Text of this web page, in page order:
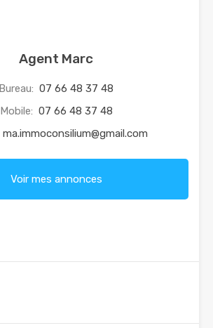
Agent Marc
Bureau: 07 66 48 37 48
Mobile: 07 66 48 37 48
ma.immoconsilium@gmail.com
Voir mes annonces